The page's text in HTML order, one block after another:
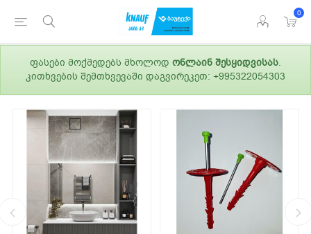
0
ფასები მოქმედებს მხოლოდ ონლაინ შესყიდვისას.
კითხვების შემთხვევაში დაგვირეკეთ: +995322054303